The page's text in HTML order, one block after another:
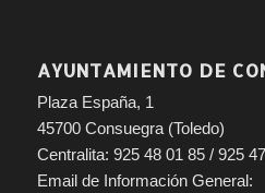
AYUNTAMIENTO DE
Plaza España, 1
45700 Consuegra (Toledo)
Centralita: 925 48 01 85 / 925
Email de Información General: